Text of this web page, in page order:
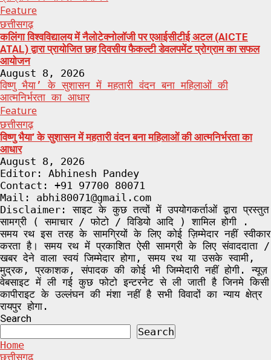
Feature
छत्तीसगढ़
कलिंगा विश्वविद्यालय में नैलोटेक्नोलॉजी पर एआईसीटीई अटल (AICTE
ATAL) द्वारा प्रायोजित छह दिवसीय फैकल्टी डेवलपमेंट प्रोग्राम का सफल
आयोजन
August 8, 2026
विष्णु भैया’ के सुशासन में महतारी वंदन बना महिलाओं की
आत्मनिर्भरता का आधार
Feature
छत्तीसगढ़
विष्णु भैया’ के सुशासन में महतारी वंदन बना महिलाओं की आत्मनिर्भरता का
आधार
August 8, 2026
Editor: Abhinesh Pandey
Contact: +91 97700 80071
Mail: abhi80071@gmail.com
Disclaimer: साइट के कुछ तत्वों में उपयोगकर्ताओं द्वारा प्रस्तुत
सामग्री ( समाचार / फोटो / विडियो आदि ) शामिल होगी .
समय रथ इस तरह के सामग्रियों के लिए कोई ज़िम्मेदार नहीं स्वीकार
करता है। समय रथ में प्रकाशित ऐसी सामग्री के लिए संवाददाता /
खबर देने वाला स्वयं जिम्मेदार होगा, समय रथ या उसके स्वामी,
मुद्रक, प्रकाशक, संपादक की कोई भी जिम्मेदारी नहीं होगी. न्यूज़
वेबसाइट में ली गई कुछ फोटो इन्टरनेट से ली जाती है जिनमे किसी
कापीराइट के उल्लंघन की मंशा नहीं है सभी विवादों का न्याय क्षेत्र
रायपुर होगा.
Search
Search
Home
छत्तीसगढ़